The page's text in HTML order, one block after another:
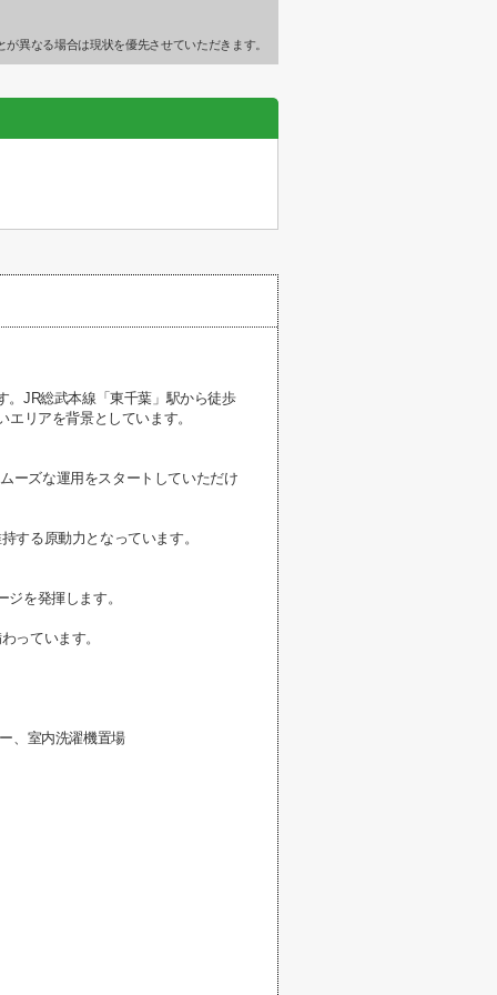
異なる場合は現状を優先させていただきます。
。JR総武本線「東千葉」駅から徒歩
リアを背景としています。
ーズな運用をスタートしていただけ
する原動力となっています。
を発揮します。
っています。
、室内洗濯機置場